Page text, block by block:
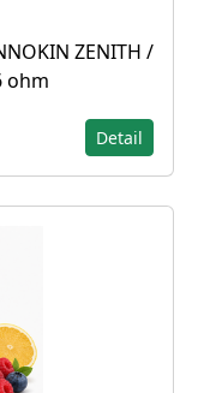
ZENITH /
ohm
Detail